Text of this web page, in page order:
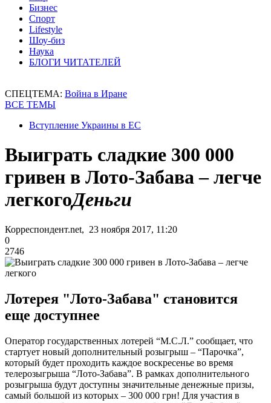
Бизнес
Спорт
Lifestyle
Шоу-биз
Наука
БЛОГИ ЧИТАТЕЛЕЙ
СПЕЦТЕМА: Война в Иране
ВСЕ ТЕМЫ
Вступление Украины в ЕС
Выиграть сладкие 300 000
гривен в Лото-Забава – легче
легкогоДеньги
Корреспондент.net, 23 ноября 2017, 11:20
0
2746
Лотерея "Лото-Забава" становится
еще доступнее
Оператор государственных лотерей “М.С.Л.” сообщает, что
стартует новый дополнительный розыгрыш – “Парочка”,
который будет проходить каждое воскресенье во время
телерозыгрыша “Лото-Забава”. В рамках дополнительного
розыгрыша будут доступны значительные денежные призы,
самый большой из которых – 300 000 грн! Для участия в